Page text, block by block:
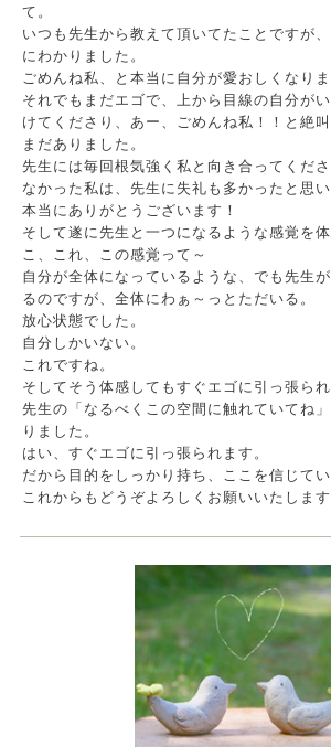
て。
いつも先生から教えて頂いてたことですが
にわかりました。
ごめんね私、と本当に自分が愛おしくなりま
それでもまだエゴで、上から目線の自分が
けてくださり、あー、ごめんね私！！と絶
まだありました。
先生には毎回根気強く私と向き合ってくだ
なかった私は、先生に失礼も多かったと思い
本当にありがとうございます！
そして遂に先生と一つになるような感覚を
こ、これ、この感覚って～
自分が全体になっているような、でも先生
るのですが、全体にわぁ～っとただいる。
放心状態でした。
自分しかいない。
これですね。
そしてそう体感してもすぐエゴに引っ張られ
先生の「なるべくこの空間に触れていてね
りました。
はい、すぐエゴに引っ張られます。
だから目的をしっかり持ち、ここを信じてい
これからもどうぞよろしくお願いいたします